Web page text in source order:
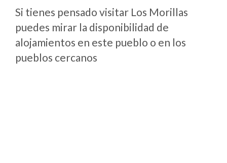
Si tienes pensado visitar Los Morillas
puedes mirar la disponibilidad de
alojamientos en este pueblo o en los
pueblos cercanos